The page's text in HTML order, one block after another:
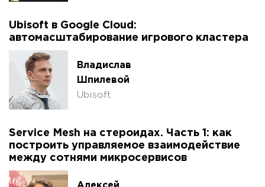
Ubisoft в Google Cloud:
автомасштабирование игрового кластера
Владислав
Шпилевой
Ubisoft
Service Mesh на стероидах. Часть 1: как
построить управляемое взаимодействие
между сотнями микросервисов